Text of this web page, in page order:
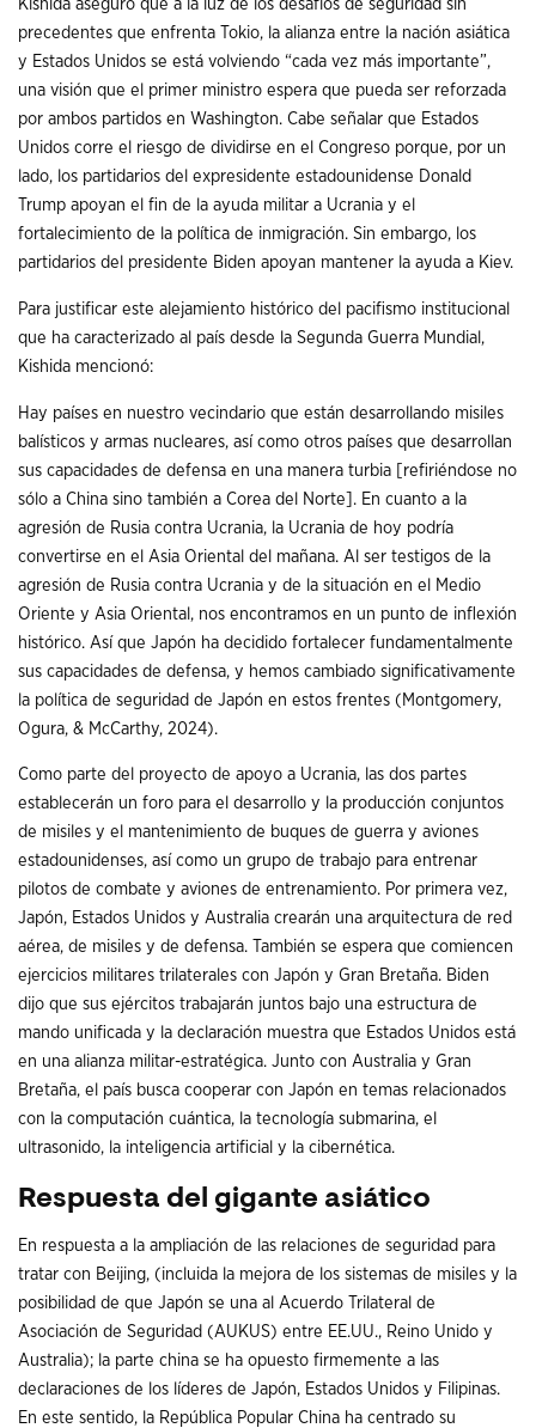
Kishida aseguró que a la luz de los desafíos de seguridad sin
precedentes que enfrenta Tokio, la alianza entre la nación asiática
y Estados Unidos se está volviendo “cada vez más importante”,
una visión que el primer ministro espera que pueda ser reforzada
por ambos partidos en Washington. Cabe señalar que Estados
Unidos corre el riesgo de dividirse en el Congreso porque, por un
lado, los partidarios del expresidente estadounidense Donald
Trump apoyan el fin de la ayuda militar a Ucrania y el
fortalecimiento de la política de inmigración. Sin embargo, los
partidarios del presidente Biden apoyan mantener la ayuda a Kiev.
Para justificar este alejamiento histórico del pacifismo institucional
que ha caracterizado al país desde la Segunda Guerra Mundial,
Kishida mencionó:
Hay países en nuestro vecindario que están desarrollando misiles
balísticos y armas nucleares, así como otros países que desarrollan
sus capacidades de defensa en una manera turbia [refiriéndose no
sólo a China sino también a Corea del Norte]. En cuanto a la
agresión de Rusia contra Ucrania, la Ucrania de hoy podría
convertirse en el Asia Oriental del mañana. Al ser testigos de la
agresión de Rusia contra Ucrania y de la situación en el Medio
Oriente y Asia Oriental, nos encontramos en un punto de inflexión
histórico. Así que Japón ha decidido fortalecer fundamentalmente
sus capacidades de defensa, y hemos cambiado significativamente
la política de seguridad de Japón en estos frentes (Montgomery,
Ogura, & McCarthy, 2024).
Como parte del proyecto de apoyo a Ucrania, las dos partes
establecerán un foro para el desarrollo y la producción conjuntos
de misiles y el mantenimiento de buques de guerra y aviones
estadounidenses, así como un grupo de trabajo para entrenar
pilotos de combate y aviones de entrenamiento. Por primera vez,
Japón, Estados Unidos y Australia crearán una arquitectura de red
aérea, de misiles y de defensa. También se espera que comiencen
ejercicios militares trilaterales con Japón y Gran Bretaña. Biden
dijo que sus ejércitos trabajarán juntos bajo una estructura de
mando unificada y la declaración muestra que Estados Unidos está
en una alianza militar-estratégica. Junto con Australia y Gran
Bretaña, el país busca cooperar con Japón en temas relacionados
con la computación cuántica, la tecnología submarina, el
ultrasonido, la inteligencia artificial y la cibernética.
Respuesta del gigante asiático
En respuesta a la ampliación de las relaciones de seguridad para
tratar con Beijing, (incluida la mejora de los sistemas de misiles y la
posibilidad de que Japón se una al Acuerdo Trilateral de
Asociación de Seguridad (AUKUS) entre EE.UU., Reino Unido y
Australia); la parte china se ha opuesto firmemente a las
declaraciones de los líderes de Japón, Estados Unidos y Filipinas.
En este sentido, la República Popular China ha centrado su